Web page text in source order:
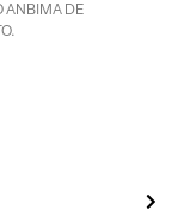
ANBIMA DE